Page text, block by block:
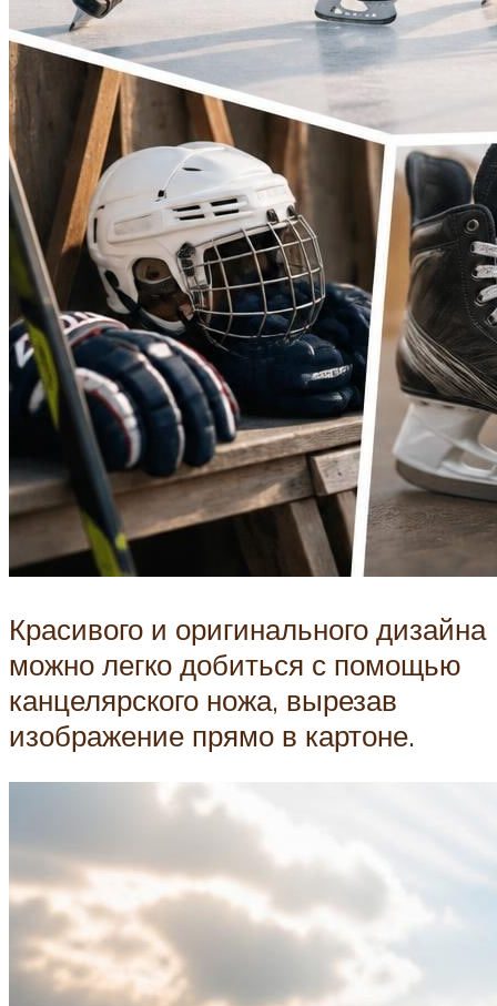
Красивого и оригинального дизайна
можно легко добиться с помощью
канцелярского ножа, вырезав
изображение прямо в картоне.